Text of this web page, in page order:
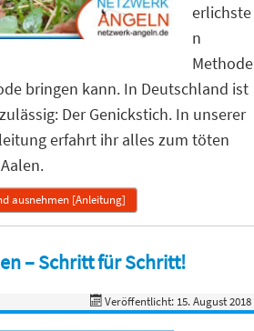
erlichste
n
Methode
bringen kann. In Deutschland ist
Der Genickstich. In unserer
erfahrt ihr alles zum töten
ausnehmen [Anleitung]
– Schritt für Schritt!
Veröffentlicht: 15. August 2018